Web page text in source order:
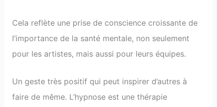
Cela reflète une prise de conscience croissante de
l’importance de la santé mentale, non seulement
pour les artistes, mais aussi pour leurs équipes.
Un geste très positif qui peut inspirer d’autres à
faire de même. L’hypnose est une thérapie